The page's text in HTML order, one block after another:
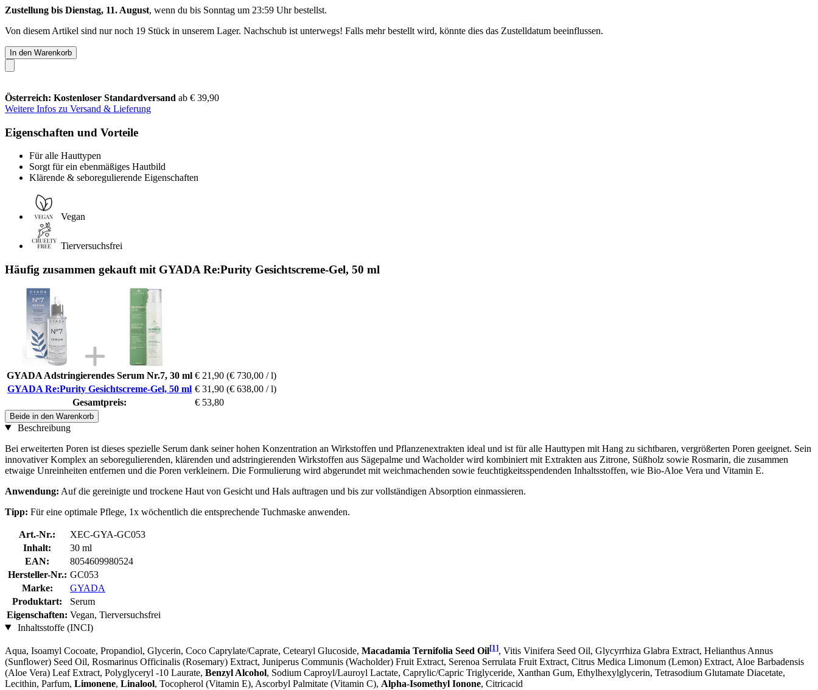
Zustellung bis Dienstag, 11. August, wenn du bis Sonntag um 23:59 Uhrbestellst.
Von diesem Artikel sind nur noch 19 Stück in unserem Lager. Nachschub ist unterwegs! Falls mehr bestellt wird, könnte dies das Zustelldatum beeinflussen.
In den Warenkorb
Österreich: Kostenloser Standardversand ab € 39,90
Weitere Infos zu Versand & Lieferung
Eigenschaften und Vorteile
Für alle Hauttypen
Sorgt für ein ebenmäßiges Hautbild
Klärende & seboregulierende Eigenschaften
Vegan
Tierversuchsfrei
Häufig zusammen gekauft mit GYADA Re:Purity Gesichtscreme-Gel, 50 ml
GYADA Adstringierendes Serum Nr.7, 30 ml € 21,90 (€ 730,00 / l)
GYADA Re:Purity Gesichtscreme-Gel, 50 ml € 31,90 (€ 638,00 / l)
Gesamtpreis:
€ 53,80
Beide in den Warenkorb
Beschreibung
Bei erweiterten Poren ist dieses spezielle Serum dank seiner hohen Konzentration an Wirkstoffen und Pflanzenextrakten ideal und ist für alle Hauttypen mit Hang zu sichtbaren, vergrößerten Poren geeignet. Sein
innovativer Komplex an seboregulierenden, klärenden und adstringierenden Wirkstoffen aus Sägepalme und Wacholder wird kombiniert mit Extrakten aus Zitrone, Süßholz sowie Rosmarin, die zusammen
etwaige Unreinheiten entfernen und die Poren verkleinern. Die Formulierung wird abgerundet mit weichmachenden sowie feuchtigkeitsspendenden Inhaltsstoffen, wie Bio-Aloe Vera und Vitamin E.
Anwendung: Auf die gereinigte und trockene Haut von Gesicht und Hals auftragen und bis zur vollständigen Absorption einmassieren.
Tipp: Für eine optimale Pflege, 1x wöchentlich die entsprechende Tuchmaske anwenden.
Art.-Nr.:
XEC-GYA-GC053
Inhalt:
30 ml
EAN:
8054609980524
Hersteller-Nr.: GC053
Marke:
GYADA
Produktart:
Serum
Eigenschaften: Vegan, Tierversuchsfrei
Inhaltsstoffe (INCI)
Aqua, Isoamyl Cocoate, Propandiol, Glycerin, Coco Caprylate/Caprate, Cetearyl Glucoside, Macadamia Ternifolia Seed Oil[1], Vitis Vinifera Seed Oil, Glycyrrhiza Glabra Extract, Helianthus Annus
(Sunflower) Seed Oil, Rosmarinus Officinalis (Rosemary) Extract, Juniperus Communis (Wacholder) Fruit Extract, Serenoa Serrulata Fruit Extract, Citrus Medica Limonum (Lemon) Extract, Aloe Barbadensis
(Aloe Vera) Leaf Extract, Polyglyceryl -10 Laurate, Benzyl Alcohol, Sodium Caproyl/Lauroyl Lactate, Caprylic/Capric Triglyceride, Xanthan Gum, Ethylhexylglycerin, Tetrasodium Glutamate Diacetate,
Lecithin, Parfum, Limonene, Linalool, Tocopherol (Vitamin E), Ascorbyl Palmitate (Vitamin C), Alpha-Isomethyl Ionone, Citricacid